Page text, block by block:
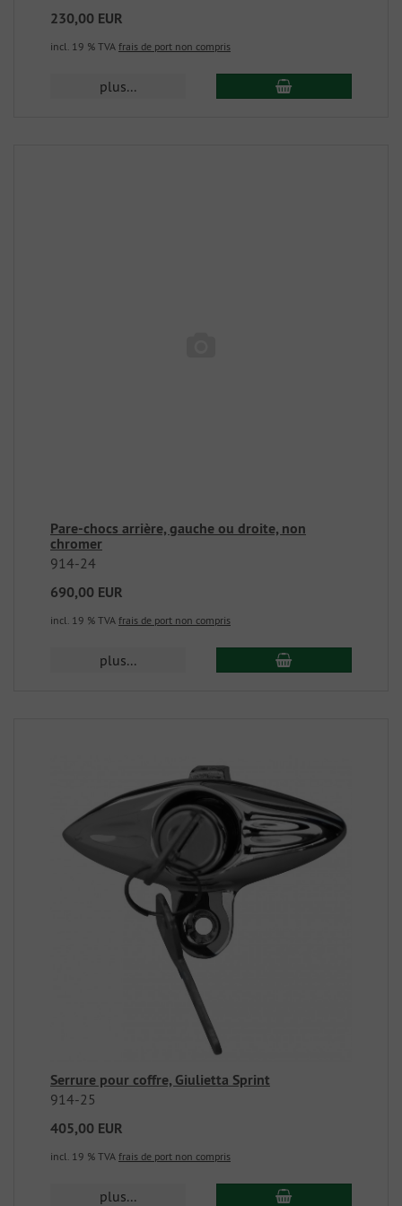
230,00 EUR
incl. 19 % TVA frais de port non compris
plus...
Pare-chocs arrière, gauche ou droite, non
chromer
914-24
690,00 EUR
incl. 19 % TVA frais de port non compris
plus...
Serrure pour coffre, Giulietta Sprint
914-25
405,00 EUR
incl. 19 % TVA frais de port non compris
plus...